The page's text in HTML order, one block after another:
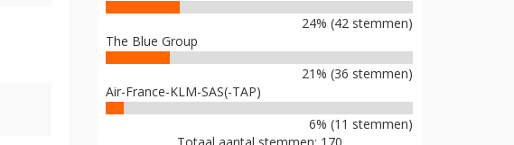
24% (42 stemmen)
The Blue Group
21% (36 stemmen)
Air-France-KLM-SAS(-TAP)
6% (11 stemmen)
Totaal aantal stemmen: 170